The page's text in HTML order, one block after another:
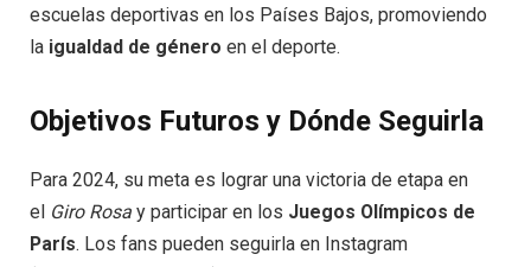
escuelas deportivas en los Países Bajos, promoviendo
la igualdad de género en el deporte.
Objetivos Futuros y Dónde Seguirla
Para 2024, su meta es lograr una victoria de etapa en
el Giro Rosa y participar en los Juegos Olímpicos de
París. Los fans pueden seguirla en Instagram